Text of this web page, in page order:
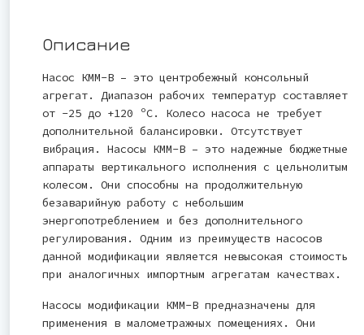
Описание
Насос КММ-В – это центробежный консольный
агрегат. Диапазон рабочих температур составляет
от -25 до +120 ºС. Колесо насоса не требует
дополнительной балансировки. Отсутствует
вибрация. Насосы КММ-В – это надежные бюджетные
аппараты вертикального исполнения с цельнолитым
колесом. Они способны на продолжительную
безаварийную работу с небольшим
энергопотреблением и без дополнительного
регулирования. Одним из преимуществ насосов
данной модификации является невысокая стоимость
при аналогичных импортным агрегатам качествах.
Насосы модификации КММ-В предназначены для
применения в малометражных помещениях. Они